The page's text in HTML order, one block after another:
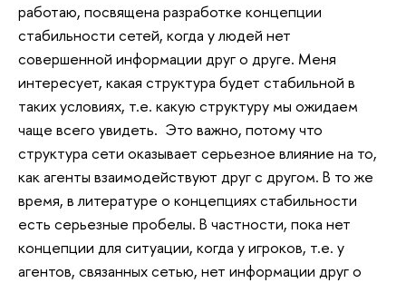
работаю, посвящена разработке концепции
стабильности сетей, когда у людей нет
совершенной информации друг о друге. Меня
интересует, какая структура будет стабильной в
таких условиях, т.е. какую структуру мы ожидаем
чаще всего увидеть. Это важно, потому что
структура сети оказывает серьезное влияние на то,
как агенты взаимодействуют друг с другом. В то же
время, в литературе о концепциях стабильности
есть серьезные пробелы. В частности, пока нет
концепции для ситуации, когда у игроков, т.е. у
агентов, связанных сетью, нет информации друг о